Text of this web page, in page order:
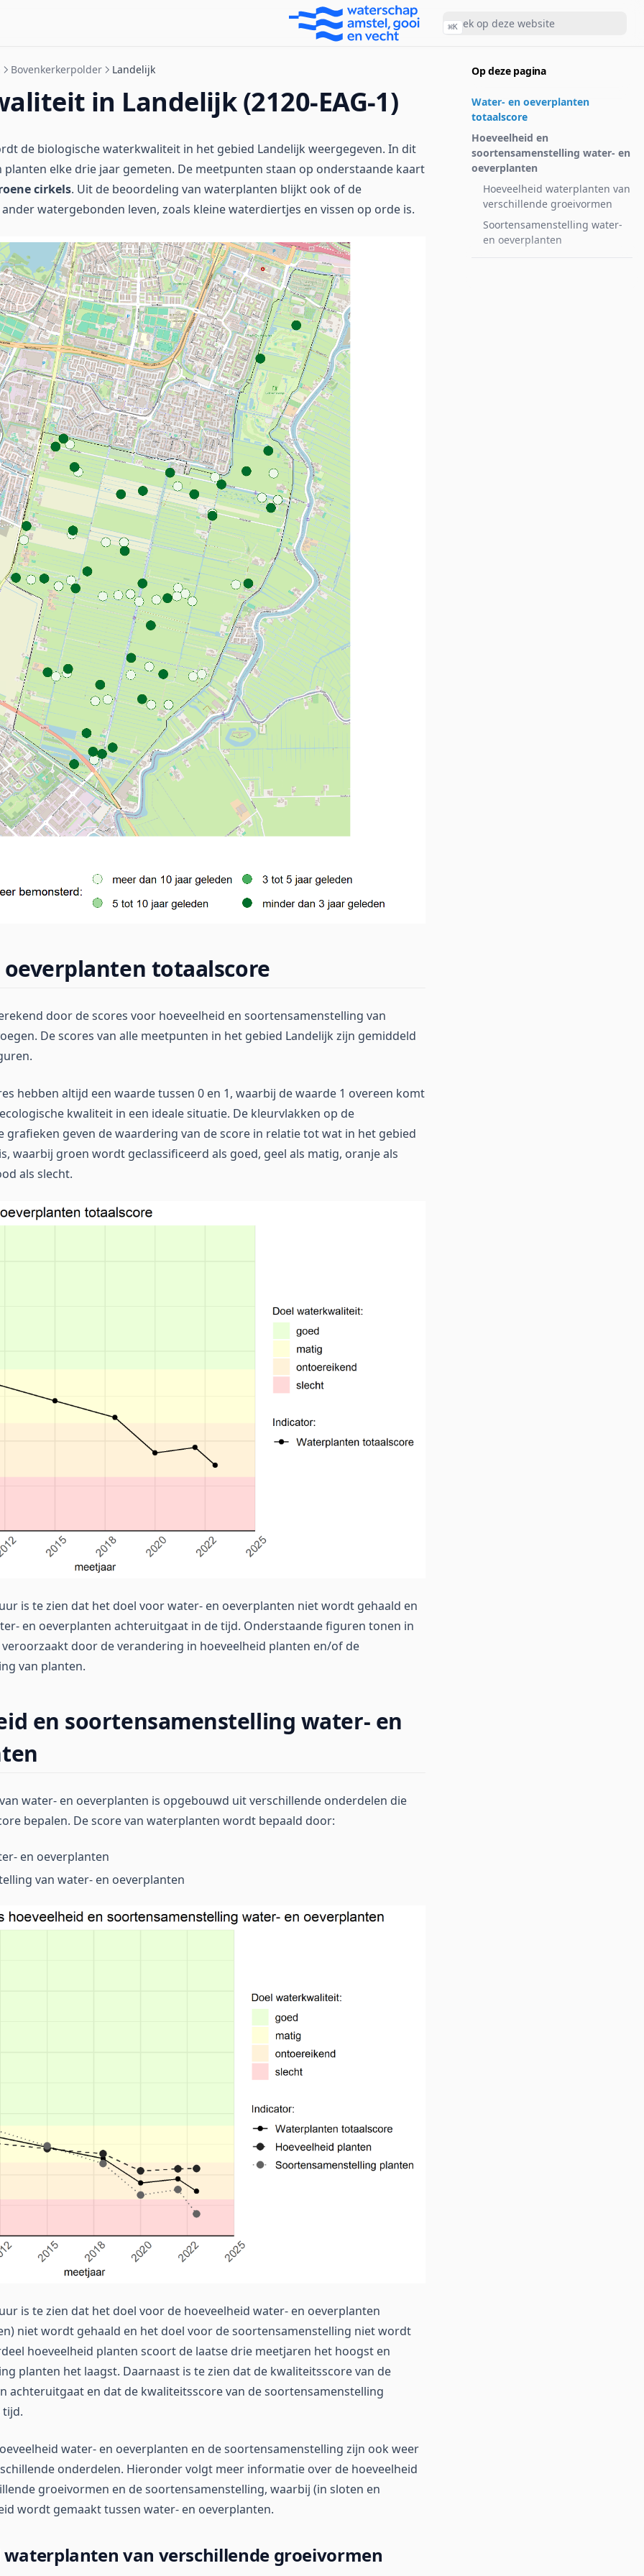
⌘K
Op deze pagina
Water- en oeverplanten
totaalscore
Hoeveelheid en
soortensamenstelling water- en
oeverplanten
Hoeveelheid waterplanten van
verschillende groeivormen
Soortensamenstelling water-
en oeverplanten
Bovenkerkerpolder Landelijk
in Landelijk (2120-EAG-1)
de biologische waterkwaliteit in het gebied Landelijk weergegeven. In dit
planten elke drie jaar gemeten. De meetpunten staan op onderstaande kaart
cirkels. Uit de beoordeling van waterplanten blijkt ook of de
watergebonden leven, zoals kleine waterdiertjes en vissen op orde is.
oeverplanten totaalscore
door de scores voor hoeveelheid en soortensamenstelling van
De scores van alle meetpunten in het gebied Landelijk zijn gemiddeld
hebben altijd een waarde tussen 0 en 1, waarbij de waarde 1 overeen komt
kwaliteit in een ideale situatie. De kleurvlakken op de
grafieken geven de waardering van de score in relatie tot wat in het gebied
waarbij groen wordt geclassificeerd als goed, geel als matig, oranje als
als slecht.
is te zien dat het doel voor water- en oeverplanten niet wordt gehaald en
en oeverplanten achteruitgaat in de tijd. Onderstaande figuren tonen in
door de verandering in hoeveelheid planten en/of de
van planten.
en soortensamenstelling water- en
water- en oeverplanten is opgebouwd uit verschillende onderdelen die
bepalen. De score van waterplanten wordt bepaald door:
en oeverplanten
van water- en oeverplanten
is te zien dat het doel voor de hoeveelheid water- en oeverplanten
niet wordt gehaald en het doel voor de soortensamenstelling niet wordt
hoeveelheid planten scoort de laatse drie meetjaren het hoogst en
planten het laagst. Daarnaast is te zien dat de kwaliteitsscore van de
achteruitgaat en dat de kwaliteitsscore van de soortensamenstelling
water- en oeverplanten en de soortensamenstelling zijn ook weer
onderdelen. Hieronder volgt meer informatie over de hoeveelheid
groeivormen en de soortensamenstelling, waarbij (in sloten en
wordt gemaakt tussen water- en oeverplanten.
waterplanten van verschillende groeivormen